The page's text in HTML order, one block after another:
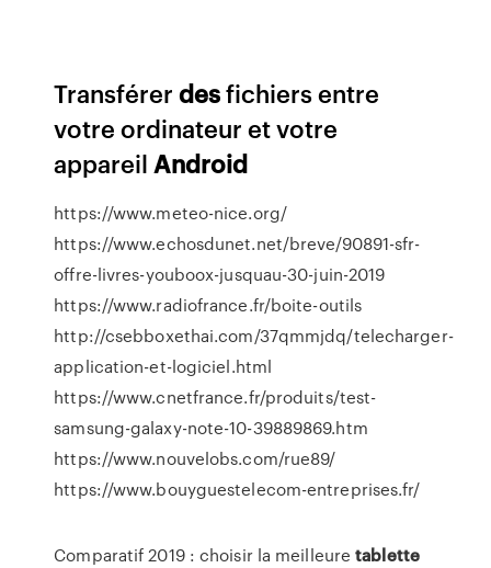
Transférerdesfichiers entre
votre ordinateur et votre
appareilAndroid
https://www.meteo-nice.org/
https://www.echosdunet.net/breve/90891-sfr-
offre-livres-youboox-jusquau-30-juin-2019
https://www.radiofrance.fr/boite-outils
http://csebboxethai.com/37qmmjdq/telecharger-
application-et-logiciel.html
https://www.cnetfrance.fr/produits/test-
samsung-galaxy-note-10-39889869.htm
https://www.nouvelobs.com/rue89/
https://www.bouyguestelecom-entreprises.fr/
Comparatif 2019 : choisir la meilleuretablette